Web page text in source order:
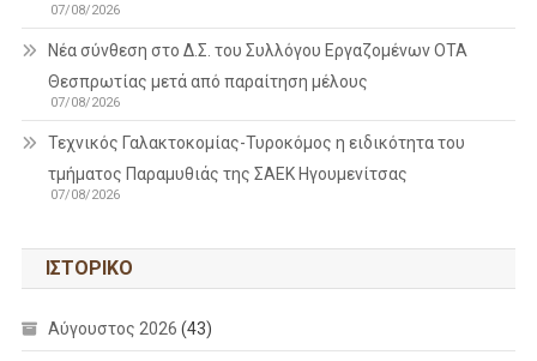
07/08/2026
Νέα σύνθεση στο Δ.Σ. του Συλλόγου Εργαζομένων ΟΤΑ
Θεσπρωτίας μετά από παραίτηση μέλους
07/08/2026
Τεχνικός Γαλακτοκομίας-Τυροκόμος η ειδικότητα του
τμήματος Παραμυθιάς της ΣΑΕΚ Ηγουμενίτσας
07/08/2026
ΙΣΤΟΡΙΚΌ
Αύγουστος 2026 (43)